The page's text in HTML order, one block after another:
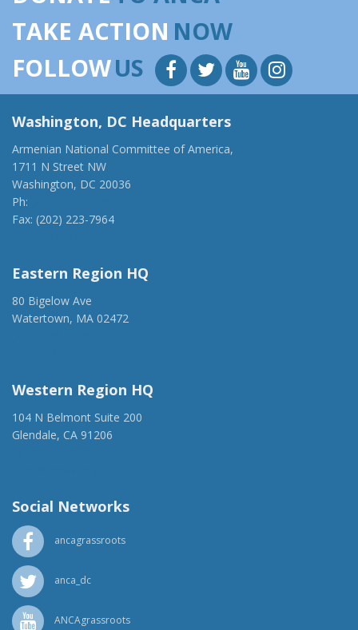
TAKE ACTION NOW
FOLLOWUS
Washington, DC Headquarters
Armenian National Committee of America,
1711 N Street NW
Washington, DC 20036
Ph:
Fax: (202) 223-7964
Eastern Region HQ
80 Bigelow Ave
Watertown, MA 02472
Western Region HQ
104 N Belmont Suite 200
Glendale, CA 91206
Social Networks
ancagrassroots
anca_dc
ANCAgrassroots